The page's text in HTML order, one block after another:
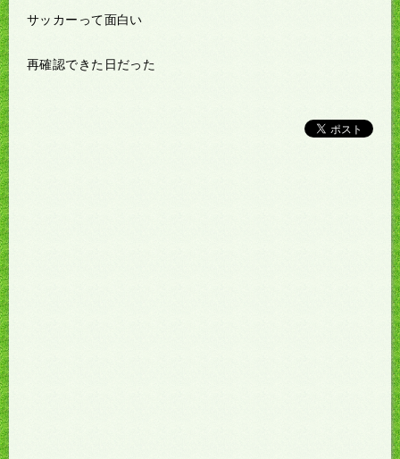
サッカーって面白い
再確認できた日だった